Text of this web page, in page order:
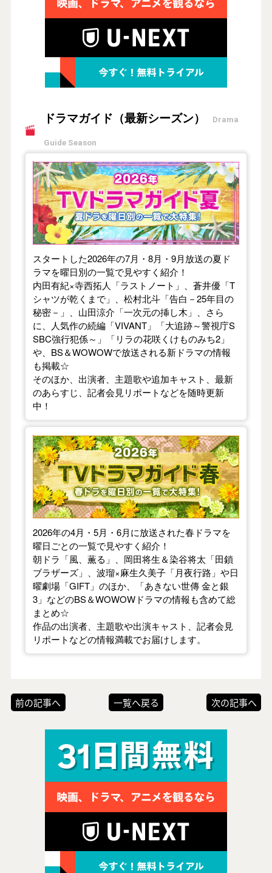
ドラマガイド（最新シーズン） Drama
Guide Season
【2026年夏】TVドラマガイド
スタートした2026年の7月・8月・9月放送の夏ド
ラマを曜日別の一覧で見やすく紹介！
内田有紀×寺西拓人「ラストノート」、蒼井優「T
シャツが乾くまで」、松村北斗「告白－25年目の
秘密－」、山田涼介「一次元の挿し木」、さら
に、人気作の続編「VIVANT」「大追跡～警視庁S
SBC強行犯係～」「リラの花咲くけものみち2」
や、BS＆WOWOWで放送される新ドラマの情報
も掲載☆
そのほか、出演者、主題歌や追加キャスト、最新
のあらすじ、記者会見リポートなどを随時更新
中！
【2026年春】TVドラマガイド
2026年の4月・5月・6月に放送された春ドラマを
曜日ごとの一覧で見やすく紹介！
朝ドラ「風、薫る」、岡田将生＆染谷将太「田鎖
ブラザーズ」、波瑠×麻生久美子「月夜行路」や日
曜劇場「GIFT」のほか、「あきない世傳 金と銀
3」などのBS＆WOWOWドラマの情報も含めて総
まとめ☆
作品の出演者、主題歌や出演キャスト、記者会見
リポートなどの情報満載でお届けします。
前の記事へ 一覧へ戻る 次の記事へ